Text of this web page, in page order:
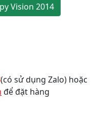
Vision 2014
(có sử dụng Zalo) hoặc
để đặt hàng